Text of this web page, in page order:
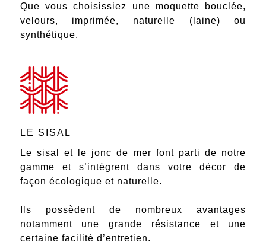
Que vous choisissiez une moquette bouclée,
velours, imprimée, naturelle (laine) ou
synthétique.
LE SISAL
Le sisal et le jonc de mer font parti de notre
gamme et s’intègrent dans votre décor de
façon écologique et naturelle.
Ils possèdent de nombreux avantages
notamment une grande résistance et une
certaine facilité d’entretien.